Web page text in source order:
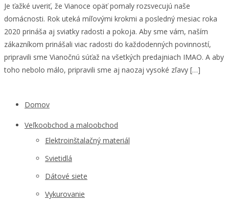
Je ťažké uveriť, že Vianoce opäť pomaly rozsvecujú naše
domácnosti. Rok uteká míľovými krokmi a posledný mesiac roka
2020 prináša aj sviatky radosti a pokoja. Aby sme vám, naším
zákazníkom prinášali viac radosti do každodenných povinností,
pripravili sme Vianočnú súťaž na všetkých predajniach IMAO. A aby
toho nebolo málo, pripravili sme aj naozaj vysoké zľavy […]
Domov
Veľkoobchod a maloobchod
Elektroinštalačný materiál
Svietidlá
Dátové siete
Vykurovanie